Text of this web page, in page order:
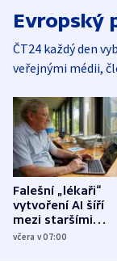
Evropský
ČT24 každý den
veřejnými médii,
Falešní „lékaři“
vytvoření AI šíří
mezi staršími
Poláky
včera v 07:00